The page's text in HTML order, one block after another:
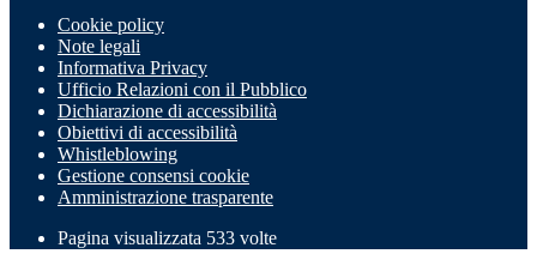
Cookie policy
Note legali
Informativa Privacy
Ufficio Relazioni con il Pubblico
Dichiarazione di accessibilità
Obiettivi di accessibilità
Whistleblowing
Gestione consensi cookie
Amministrazione trasparente
Pagina visualizzata 533 volte